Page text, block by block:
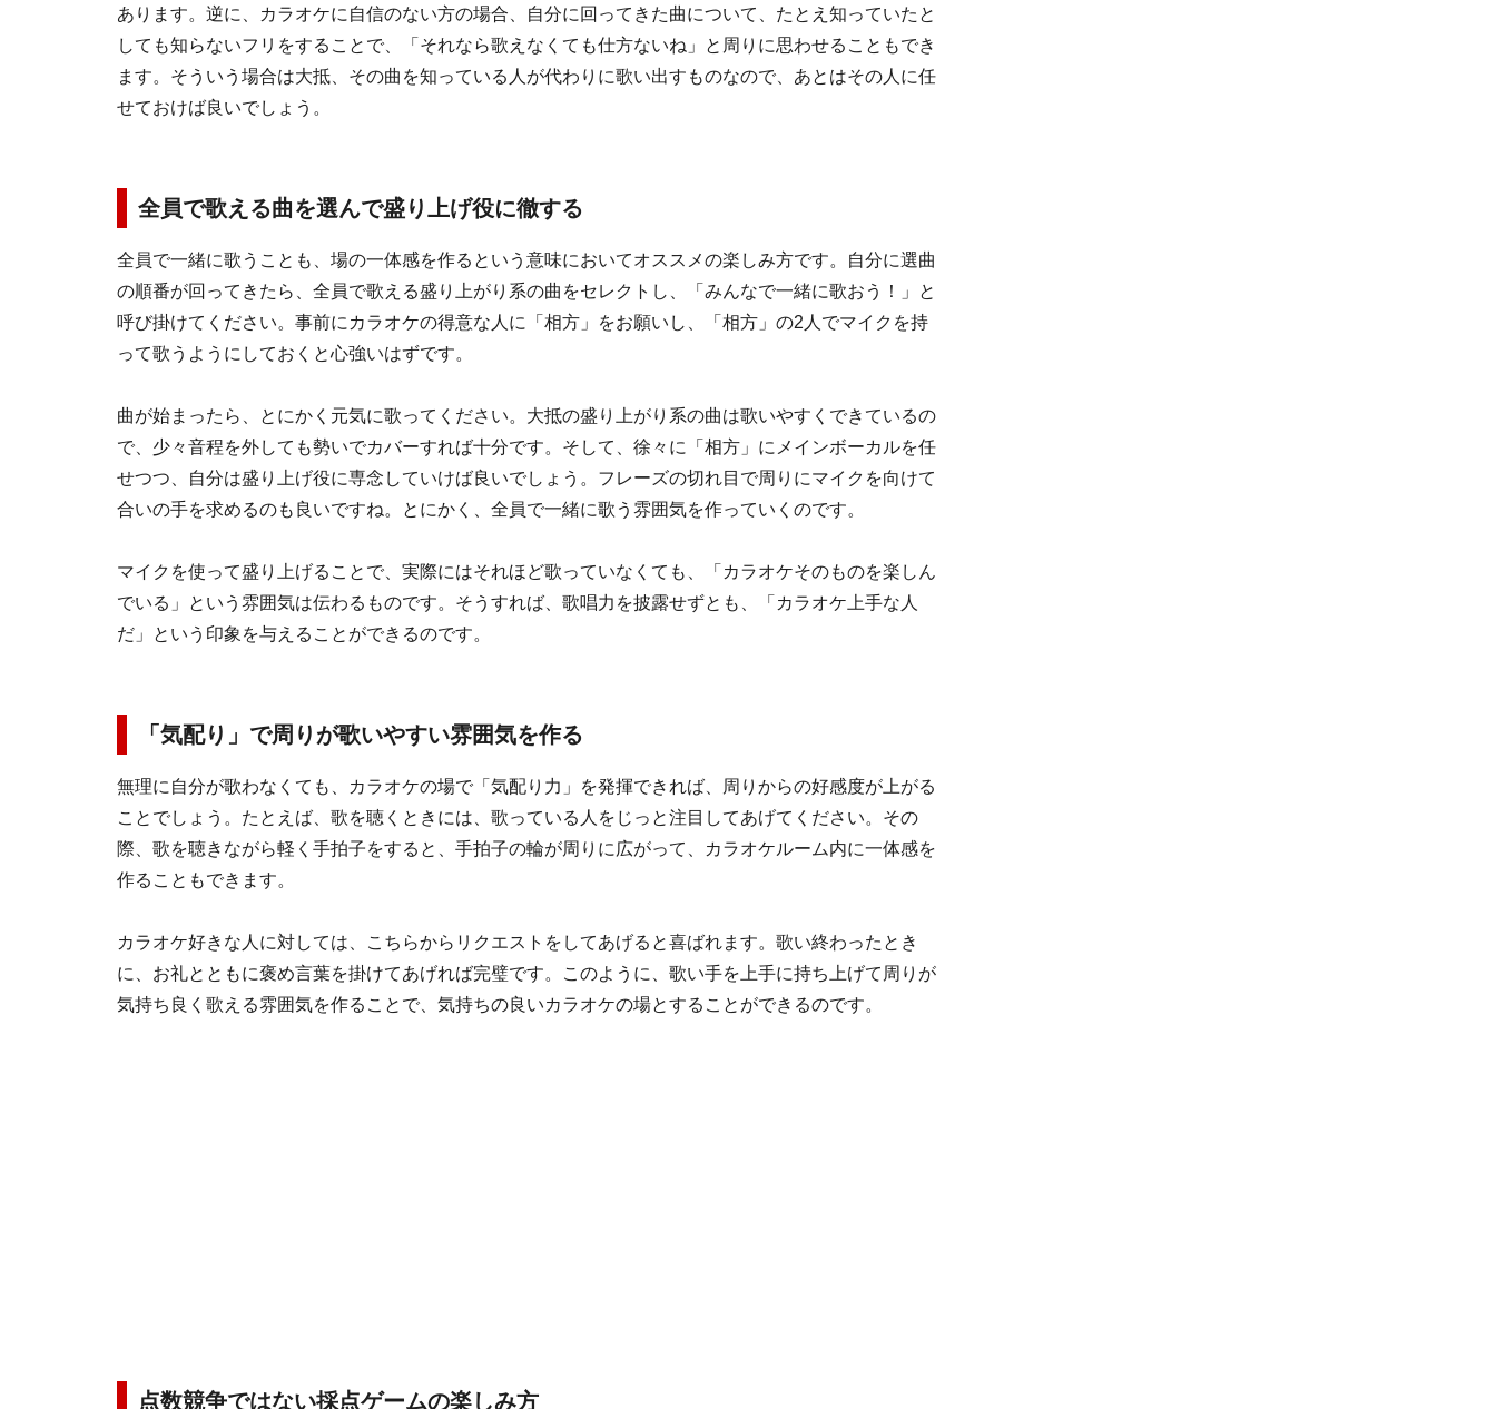
あります。逆に、カラオケに自信のない方の場合、自分に回ってきた曲について、たとえ知っていたと
しても知らないフリをすることで、「それなら歌えなくても仕方ないね」と周りに思わせることもでき
ます。そういう場合は大抵、その曲を知っている人が代わりに歌い出すものなので、あとはその人に任
せておけば良いでしょう。
全員で歌える曲を選んで盛り上げ役に徹する
全員で一緒に歌うことも、場の一体感を作るという意味においてオススメの楽しみ方です。自分に選曲
の順番が回ってきたら、全員で歌える盛り上がり系の曲をセレクトし、「みんなで一緒に歌おう！」と
呼び掛けてください。事前にカラオケの得意な人に「相方」をお願いし、「相方」の2人でマイクを持
って歌うようにしておくと心強いはずです。
曲が始まったら、とにかく元気に歌ってください。大抵の盛り上がり系の曲は歌いやすくできているの
で、少々音程を外しても勢いでカバーすれば十分です。そして、徐々に「相方」にメインボーカルを任
せつつ、自分は盛り上げ役に専念していけば良いでしょう。フレーズの切れ目で周りにマイクを向けて
合いの手を求めるのも良いですね。とにかく、全員で一緒に歌う雰囲気を作っていくのです。
マイクを使って盛り上げることで、実際にはそれほど歌っていなくても、「カラオケそのものを楽しん
でいる」という雰囲気は伝わるものです。そうすれば、歌唱力を披露せずとも、「カラオケ上手な人
だ」という印象を与えることができるのです。
「気配り」で周りが歌いやすい雰囲気を作る
無理に自分が歌わなくても、カラオケの場で「気配り力」を発揮できれば、周りからの好感度が上がる
ことでしょう。たとえば、歌を聴くときには、歌っている人をじっと注目してあげてください。その
際、歌を聴きながら軽く手拍子をすると、手拍子の輪が周りに広がって、カラオケルーム内に一体感を
作ることもできます。
カラオケ好きな人に対しては、こちらからリクエストをしてあげると喜ばれます。歌い終わったとき
に、お礼とともに褒め言葉を掛けてあげれば完璧です。このように、歌い手を上手に持ち上げて周りが
気持ち良く歌える雰囲気を作ることで、気持ちの良いカラオケの場とすることができるのです。
点数競争ではない採点ゲームの楽しみ方